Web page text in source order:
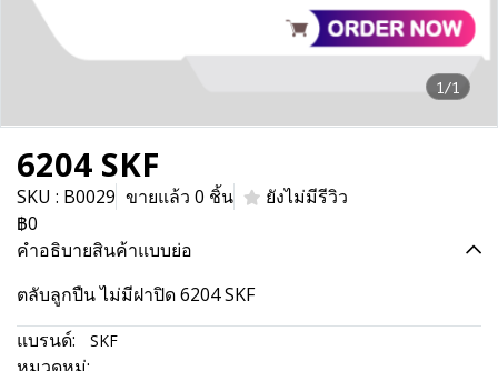
1/1
6204 SKF
SKU : B0029 ขายแล้ว 0 ชิ้น
ยังไม่มีรีวิว
฿0
คำอธิบายสินค้าแบบย่อ
ตลับลูกปืน ไม่มีฝาปิด 6204 SKF
แบรนด์:
SKF